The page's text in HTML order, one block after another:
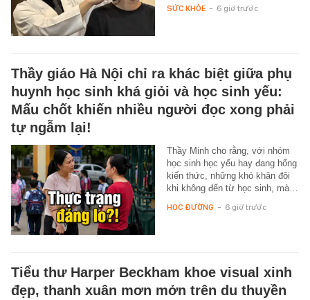
SỨC KHỎE - 6 giờ trước
Thầy giáo Hà Nội chỉ ra khác biệt giữa phụ
huynh học sinh khá giỏi và học sinh yếu:
Mấu chốt khiến nhiều người đọc xong phải
tự ngẫm lại!
Thầy Minh cho rằng, với nhóm
học sinh học yếu hay đang hổng
kiến thức, những khó khăn đôi
khi không đến từ học sinh, mà…
HỌC ĐƯỜNG - 6 giờ trước
Tiểu thư Harper Beckham khoe visual xinh
đẹp, thanh xuân mơn mởn trên du thuyền